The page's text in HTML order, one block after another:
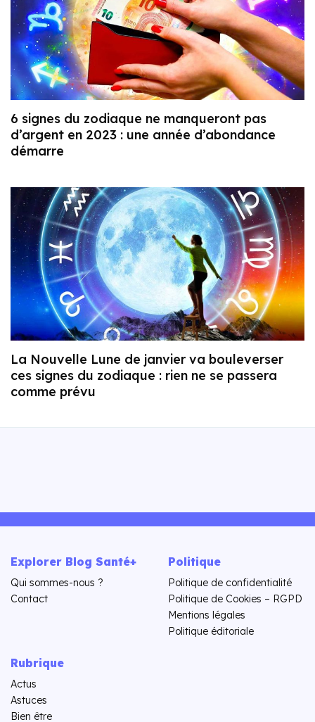
6 signes du zodiaque ne manqueront pas
d’argent en 2023 : une année d’abondance
démarre
La Nouvelle Lune de janvier va bouleverser
ces signes du zodiaque : rien ne se passera
comme prévu
Explorer Blog Santé+
Qui sommes-nous ?
Contact
Politique
Politique de confidentialité
Politique de Cookies – RGPD
Mentions légales
Politique éditoriale
Rubrique
Actus
Astuces
Bien être